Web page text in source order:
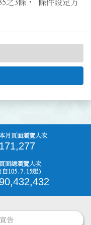
之3條， 條件設定方
月頁面瀏覽人次
171,277
頁面總瀏覽人次
(自105.7.15起)
90,432,432
告